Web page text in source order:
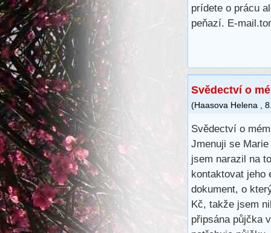
prídete o prácu
peňazí. E-
Svědectví o
(Haasova Helena ,
Svědectví o
Jmenuji se
jsem narazil na
kontaktovat jeho
dokument, o
Kč, takže jsem
připsána půjčka